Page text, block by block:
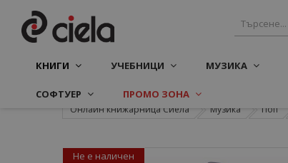
КНИГИ УЧЕБНИЦИ МУЗИКА
СОФТУЕР ПРОМО ЗОНА
Онлайн книжарница Сиела Музика Поп
Не е наличен